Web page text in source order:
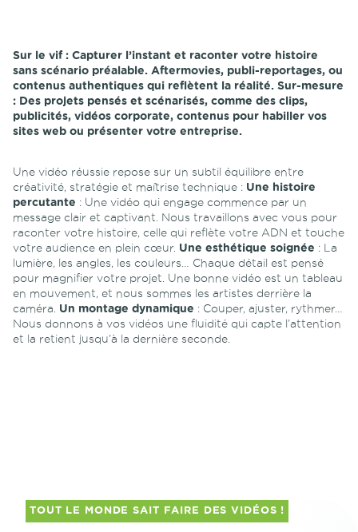
Sur le vif : Capturer l’instant et raconter votre histoire
sans scénario préalable. Aftermovies, publi-reportages, ou
contenus authentiques qui reflètent la réalité. Sur-mesure
: Des projets pensés et scénarisés, comme des clips,
publicités, vidéos corporate, contenus pour habiller vos
sites web ou présenter votre entreprise.
Une vidéo réussie repose sur un subtil équilibre entre
créativité, stratégie et maîtrise technique : Une histoire
percutante : Une vidéo qui engage commence par un
message clair et captivant. Nous travaillons avec vous pour
raconter votre histoire, celle qui reflète votre ADN et touche
votre audience en plein cœur. Une esthétique soignée : La
lumière, les angles, les couleurs… Chaque détail est pensé
pour magnifier votre projet. Une bonne vidéo est un tableau
en mouvement, et nous sommes les artistes derrière la
caméra. Un montage dynamique : Couper, ajuster, rythmer…
Nous donnons à vos vidéos une fluidité qui capte l’attention
et la retient jusqu’à la dernière seconde.
TOUT LE MONDE SAIT FAIRE DES VIDÉOS !